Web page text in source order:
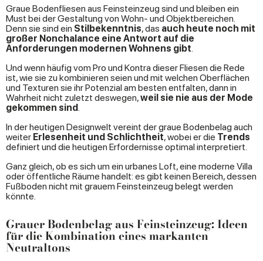
Graue Bodenfliesen aus Feinsteinzeug sind und bleiben ein
Must bei der Gestaltung von Wohn- und Objektbereichen.
Denn sie sind ein Stilbekenntnis, das auch heute noch mit
großer Nonchalance eine Antwort auf die
Anforderungen modernen Wohnens gibt.
Und wenn häufig vom Pro und Kontra dieser Fliesen die Rede
ist, wie sie zu kombinieren seien und mit welchen Oberflächen
und Texturen sie ihr Potenzial am besten entfalten, dann in
Wahrheit nicht zuletzt deswegen,weil sie nie aus der Mode
gekommen sind.
In der heutigen Designwelt vereint der graue Bodenbelag auch
weiter Erlesenheit und Schlichtheit, wobei er die Trends
definiert und die heutigen Erfordernisse optimal interpretiert.
Ganz gleich, ob es sich um ein urbanes Loft, eine moderne Villa
oder öffentliche Räume handelt: es gibt keinen Bereich, dessen
Fußboden nicht mit grauem Feinsteinzeug belegt werden
könnte.
Grauer Bodenbelag aus Feinsteinzeug: Ideen
für die Kombination eines markanten
Neutraltons